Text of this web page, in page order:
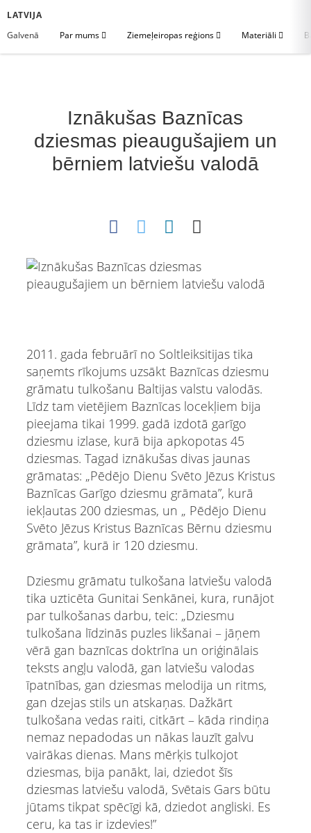
LATVIJA
Galvenā
Par mums Ziemeļeiropas reģions Materiāli
Iznākušas Baznīcas
dziesmas pieaugušajiem un
bērniem latviešu valodā
2011. gada februārī no Soltleiksitijas tika
saņemts rīkojums uzsākt Baznīcas dziesmu
grāmatu tulkošanu Baltijas valstu valodās.
Līdz tam vietējiem Baznīcas locekļiem bija
pieejama tikai 1999. gadā izdotā garīgo
dziesmu izlase, kurā bija apkopotas 45
dziesmas. Tagad iznākušas divas jaunas
grāmatas: „Pēdējo Dienu Svēto Jēzus Kristus
Baznīcas Garīgo dziesmu grāmata”, kurā
iekļautas 200 dziesmas, un „ Pēdējo Dienu
Svēto Jēzus Kristus Baznīcas Bērnu dziesmu
grāmata”, kurā ir 120 dziesmu.
Dziesmu grāmatu tulkošana latviešu valodā
tika uzticēta Gunitai Senkānei, kura, runājot
par tulkošanas darbu, teic: „Dziesmu
tulkošana līdzinās puzles likšanai – jāņem
vērā gan baznīcas doktrīna un oriģinālais
teksts angļu valodā, gan latviešu valodas
īpatnības, gan dziesmas melodija un ritms,
gan dzejas stils un atskaņas. Dažkārt
tulkošana vedas raiti, citkārt – kāda rindiņa
nemaz nepadodas un nākas lauzīt galvu
vairākas dienas. Mans mērķis tulkojot
dziesmas, bija panākt, lai, dziedot šīs
dziesmas latviešu valodā, Svētais Gars būtu
jūtams tikpat spēcīgi kā, dziedot angliski. Es
ceru, ka tas ir izdevies!”